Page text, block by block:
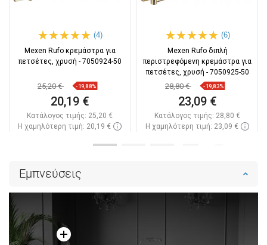
(4)
Mexen Rufo κρεμάστρα για
πετσέτες, χρυσή - 7050924-50
25,20 € -19,88%
20,19 €
Κατάλογος τιμής: 25,20 €
Η χαμηλότερη τιμή: 20,19 €
(6)
Mexen Rufo διπλή
περιστρεφόμενη κρεμάστρα για
πετσέτες, χρυσή - 7050925-50
28,80 € -19,83%
23,09 €
Κατάλογος τιμής: 28,80 €
Η χαμηλότερη τιμή: 23,09 €
Εμπνεύσεις